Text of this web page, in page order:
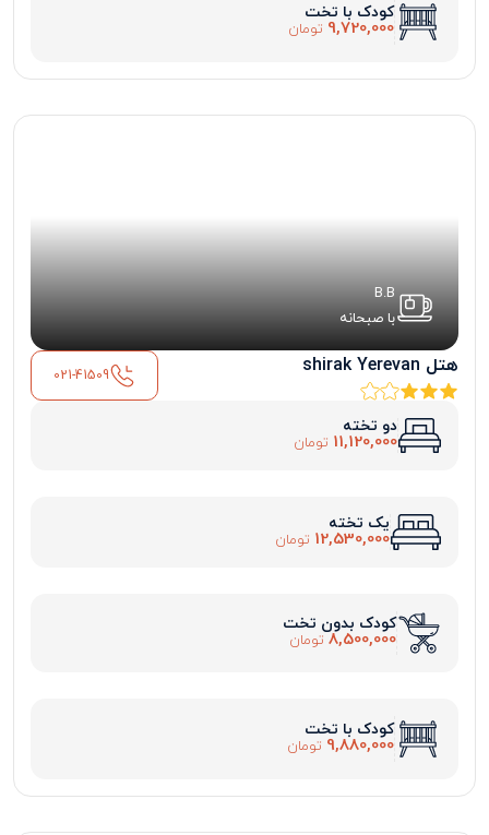
کودک با تخت
9,720,000 تومان
B.B
با صبحانه
هتل shirak Yerevan 021-41509
دو تخته
11,120,000 تومان
یک تخته
12,530,000 تومان
کودک بدون تخت
8,500,000 تومان
کودک با تخت
9,880,000 تومان